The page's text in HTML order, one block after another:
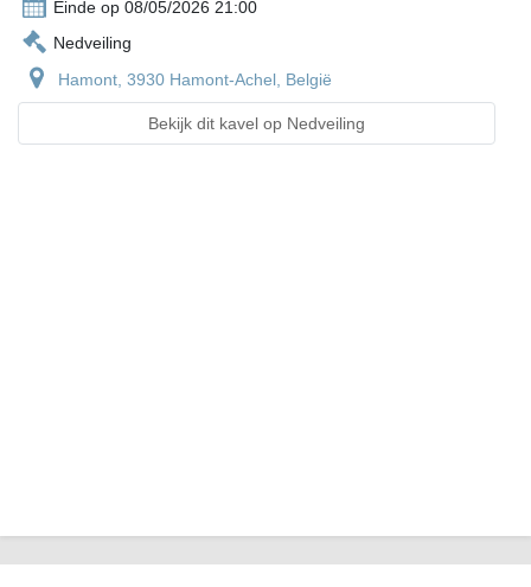
Einde op 08/05/2026 21:00
Nedveiling
Hamont, 3930 Hamont-Achel, België
Bekijk dit kavel op Nedveiling